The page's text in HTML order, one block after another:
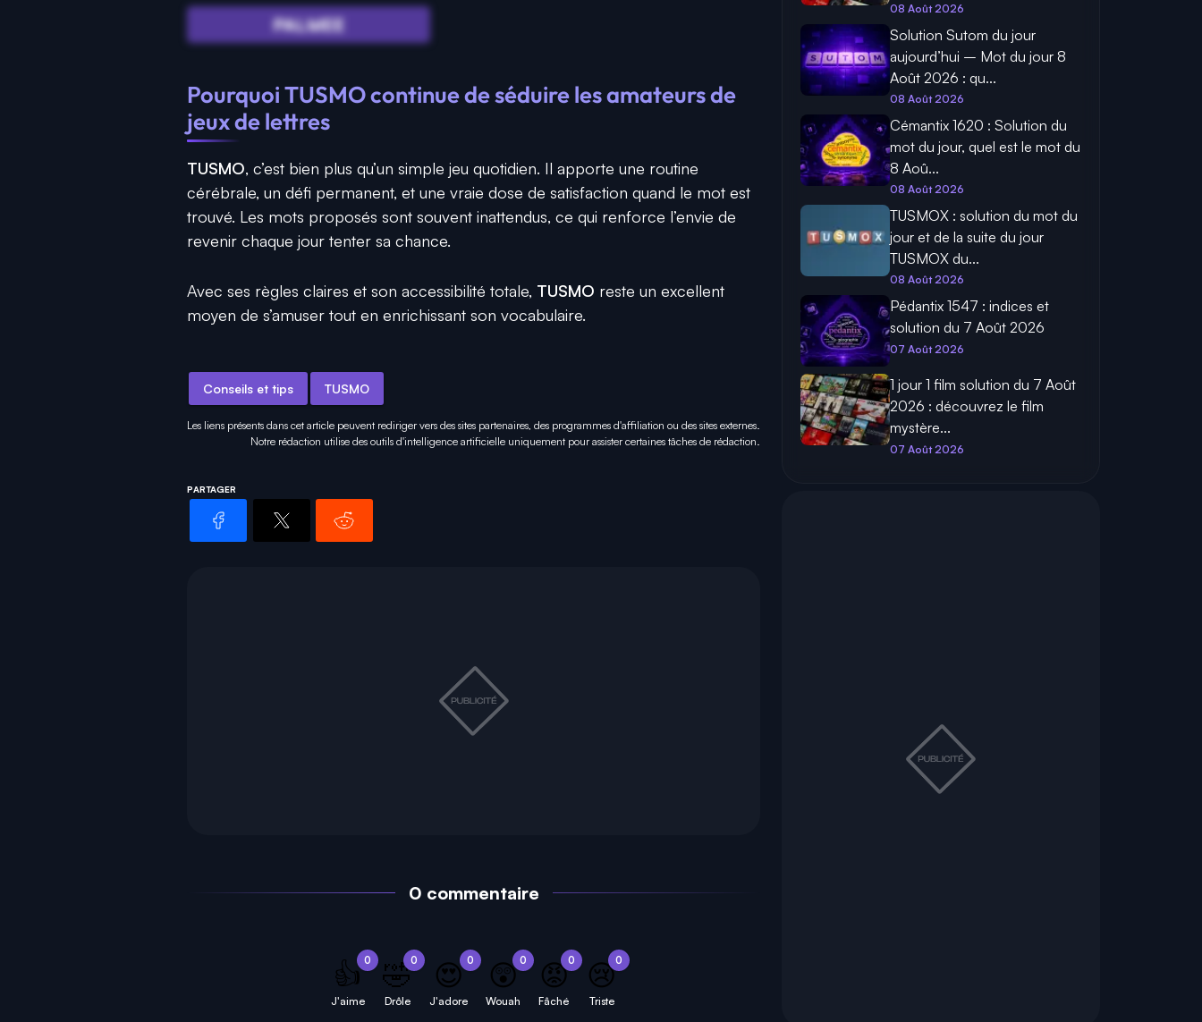
PALMEE
Pourquoi TUSMO continue de séduire les amateurs de
jeux de lettres
TUSMO, c’est bien plus qu’un simple jeu quotidien. Il apporte une routine
cérébrale, un défi permanent, et une vraie dose de satisfaction quand le mot est
trouvé. Les mots proposés sont souvent inattendus, ce qui renforce l’envie de
revenir chaque jour tenter sa chance.
Avec ses règles claires et son accessibilité totale, TUSMO reste un excellent
moyen de s’amuser tout en enrichissant son vocabulaire.
Conseils et tips TUSMO
Les liens présents dans cet article peuvent rediriger vers des sites partenaires, des programmes d'affiliation ou des sites externes.
Notre rédaction utilise des outils d'intelligence artificielle uniquement pourassister certaines tâches de rédaction.
PARTAGER
0 commentaire
0
👍
J'aime
0
🤣
Drôle
0
😍
J'adore
0
😲
Wouah
0
😡
Fâché
0
😢
Triste
08 Août 2026
Solution Sutom du jour
aujourd’hui – Mot du jour 8
Août 2026 : qu...
08 Août 2026
Cémantix 1620 : Solution du
mot du jour, quel est le mot du
8 Aoû...
08 Août 2026
TUSMOX : solution du mot du
jour et de la suite du jour
TUSMOX du...
08 Août 2026
Pédantix 1547 : indices et
solution du 7 Août 2026
07 Août 2026
1 jour 1 film solution du 7 Août
2026 : découvrez le film
mystère...
07 Août 2026